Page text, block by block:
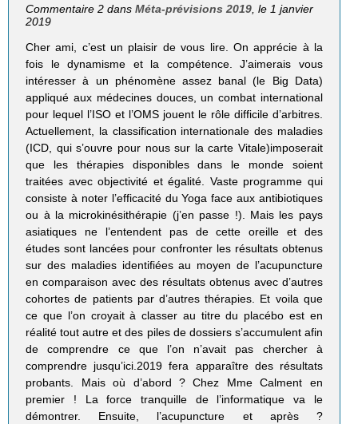
Commentaire 2 dansMéta-prévisions 2019, le 1 janvier
2019
Cher ami, c’est un plaisir de vous lire. On apprécie à la
fois le dynamisme et la compétence. J’aimerais vous
intéresser à un phénomène assez banal (le Big Data)
appliqué aux médecines douces, un combat international
pour lequel l’ISO et l’OMS jouent le rôle difficile d’arbitres.
Actuellement, la classification internationale des maladies
(ICD, qui s’ouvre pour nous sur la carte Vitale)imposerait
que les thérapies disponibles dans le monde soient
traitées avec objectivité et égalité. Vaste programme qui
consiste à noter l’efficacité du Yoga face aux antibiotiques
ou à la microkinésithérapie (j’en passe !). Mais les pays
asiatiques ne l’entendent pas de cette oreille et des
études sont lancées pour confronter les résultats obtenus
sur des maladies identifiées au moyen de l’acupuncture
en comparaison avec des résultats obtenus avec d’autres
cohortes de patients par d’autres thérapies. Et voila que
ce que l’on croyait à classer au titre du placébo est en
réalité tout autre et des piles de dossiers s’accumulent afin
de comprendre ce que l’on n’avait pas chercher à
comprendre jusqu’ici.2019 fera apparaître des résultats
probants. Mais où d’abord ? Chez Mme Calment en
premier ! La force tranquille de l’informatique va le
démontrer. Ensuite, l’acupuncture et après ?